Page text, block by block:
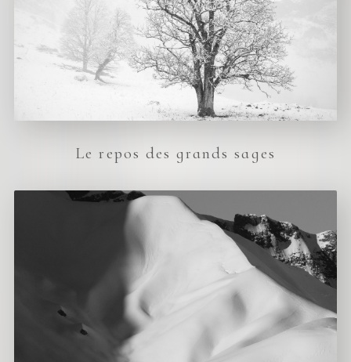
Le repos des grands sages